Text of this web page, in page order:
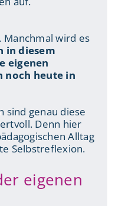
Manchmal wird es
in diesem
eigenen
noch heute in
sind genau diese
Denn hier
Alltag
Selbstreflexion.
eigenen